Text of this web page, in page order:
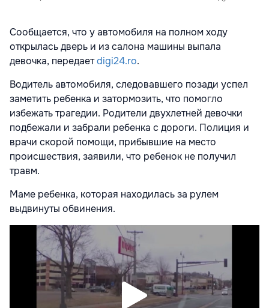
Сообщается, что у автомобиля на полном ходу
открылась дверь и из салона машины выпала
девочка, передаетdigi24.ro.
Водитель автомобиля, следовавшего позади успел
заметить ребенка и затормозить, что помогло
избежать трагедии. Родители двухлетней девочки
подбежали и забрали ребенка с дороги. Полиция и
врачи скорой помощи, прибывшие на место
происшествия, заявили, что ребенок не получил
травм.
Маме ребенка, которая находилась за рулем
выдвинуты обвинения.